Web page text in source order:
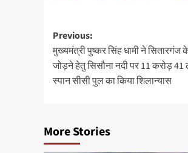
Post
navigation
Previous:
मुख्यमंत्री पुष्कर सिंह धामी ने
जोड़ने हेतु सिसौना नदी पर 11 करोड़ 41
स्पान सीसी पुल का किया शिलान्यास
More Stories